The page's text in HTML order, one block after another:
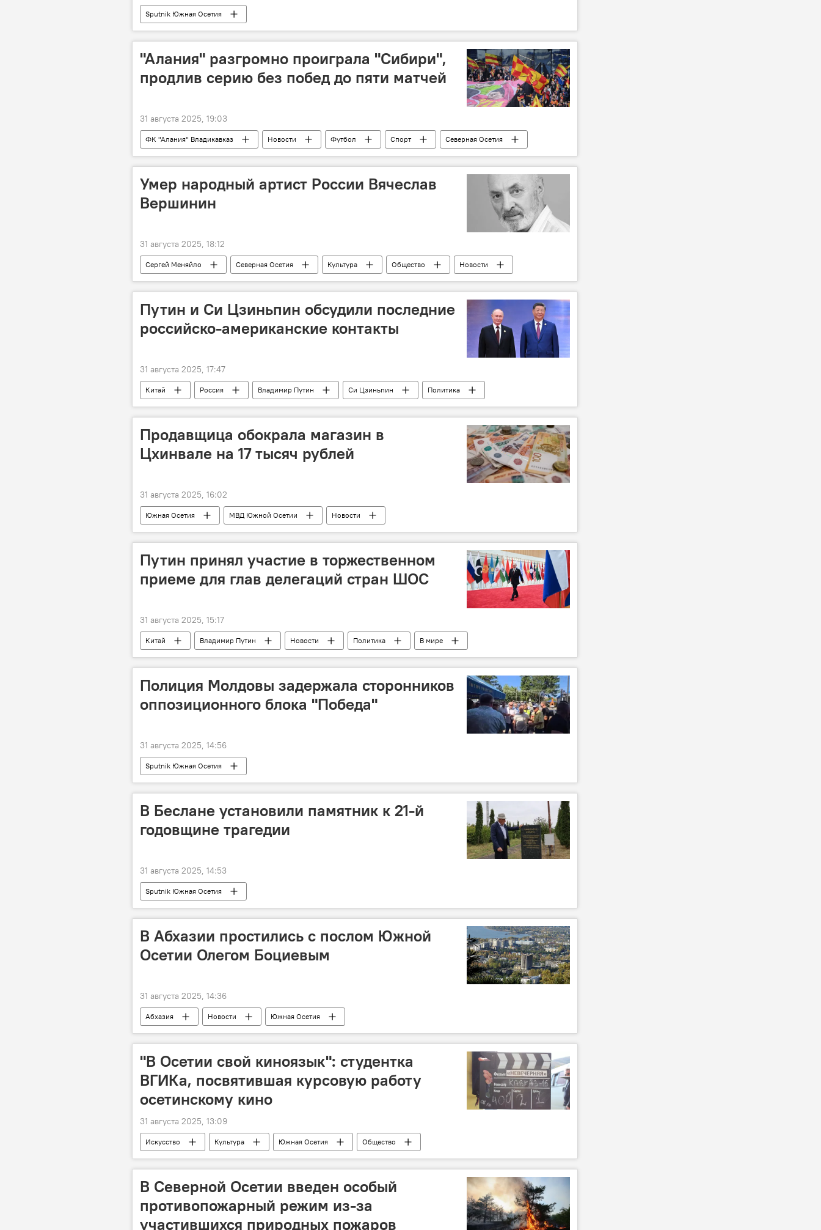
Sputnik Южная Осетия
"Алания" разгромно проиграла "Сибири",
продлив серию без побед до пяти матчей
31 августа 2025, 19:03
ФК "Алания" Владикавказ Новости Футбол Спорт Северная Осетия
Умер народный артист России Вячеслав
Вершинин
31 августа 2025, 18:12
Сергей Меняйло Северная Осетия Культура Общество Новости
Путин и Си Цзиньпин обсудили последние
российско-американские контакты
31 августа 2025, 17:47
Китай Россия Владимир Путин Си Цзиньпин Политика
Продавщица обокрала магазин в
Цхинвале на 17 тысяч рублей
31 августа 2025, 16:02
Южная Осетия МВД Южной Осетии Новости
Путин принял участие в торжественном
приеме для глав делегаций стран ШОС
31 августа 2025, 15:17
Китай Владимир Путин Новости Политика В мире
Полиция Молдовы задержала сторонников
оппозиционного блока "Победа"
31 августа 2025, 14:56
Sputnik Южная Осетия
В Беслане установили памятник к 21-й
годовщине трагедии
31 августа 2025, 14:53
Sputnik Южная Осетия
В Абхазии простились с послом Южной
Осетии Олегом Боциевым
31 августа 2025, 14:36
Абхазия Новости Южная Осетия
"В Осетии свой киноязык": студентка
ВГИКа, посвятившая курсовую работу
осетинскому кино
31 августа 2025, 13:09
Искусство Культура Южная Осетия Общество
В Северной Осетии введен особый
противопожарный режим из-за
участившихся природных пожаров